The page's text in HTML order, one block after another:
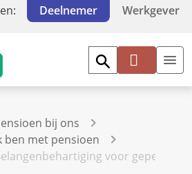
Deelnemer Werkgever
Mi
bij ons
ben met pensioen
voor